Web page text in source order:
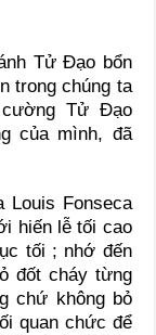
Tử Đạo bổn
trong chúng ta
cường Tử Đạo
của mình, đã
Louis Fonseca
hiến lễ tối cao
tối ; nhớ đến
đốt cháy từng
chứ không bỏ
quan chức để